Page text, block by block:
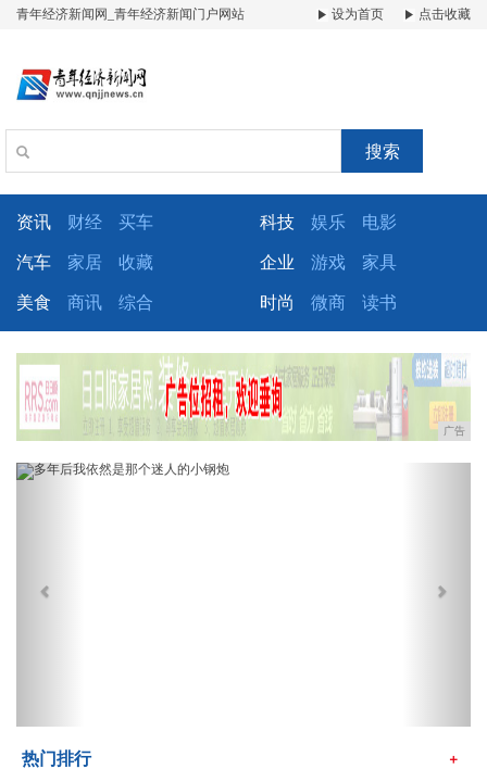
青年经济新闻网_青年经济新闻门户网站 设为首页 点击收藏
搜索
资讯 财经 买车 科技 娱乐 电影
汽车 家居 收藏 企业 游戏 家具
美食 商讯 综合 时尚 微商 读书
广告
Previous
热门排行 ＋